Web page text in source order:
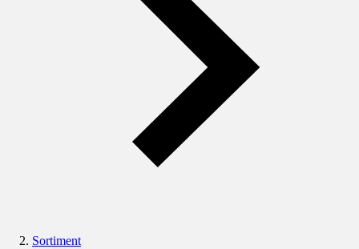
Sortiment